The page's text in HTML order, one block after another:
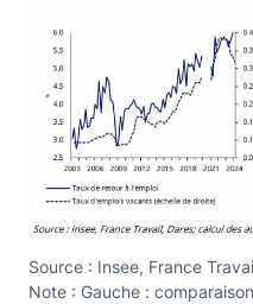
Source : Insee, France
Note : Gauche :